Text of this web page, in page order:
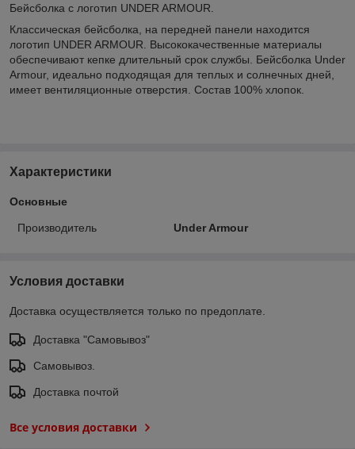
Бейсболка с логотип UNDER ARMOUR.
Классическая бейсболка, на передней панели находится
логотип UNDER ARMOUR. Высококачественные материалы
обеспечивают кепке длительный срок службы. Бейсболка Under
Armour, идеально подходящая для теплых и солнечных дней,
имеет вентиляционные отверстия. Состав 100% хлопок.
Характеристики
Основные
Производитель Under Armour
Условия доставки
Доставка осуществляется только по предоплате.
Доставка "Самовывоз"
Самовывоз.
Доставка почтой
Все условия доставки